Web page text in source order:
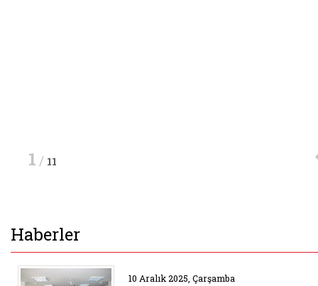
1 / 11
Haberler
Belgeyi aç: 2025 yili hizmet ici
10 Aralık 2025, Çarşamba